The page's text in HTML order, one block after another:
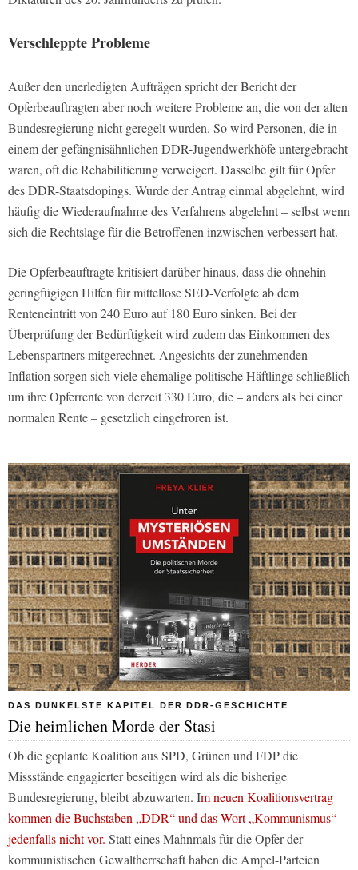
Verschleppte Probleme
Außer den unerledigten Aufträgen spricht der Bericht der
Opferbeauftragten aber noch weitere Probleme an, die von der alten
Bundesregierung nicht geregelt wurden. So wird Personen, die in
einem der gefängnisähnlichen DDR-Jugendwerkhöfe untergebracht
waren, oft die Rehabilitierung verweigert. Dasselbe gilt für Opfer
des DDR-Staatsdopings. Wurde der Antrag einmal abgelehnt, wird
häufig die Wiederaufnahme des Verfahrens abgelehnt – selbst wenn
sich die Rechtslage für die Betroffenen inzwischen verbessert hat.
Die Opferbeauftragte kritisiert darüber hinaus, dass die ohnehin
geringfügigen Hilfen für mittellose SED-Verfolgte ab dem
Renteneintritt von 240 Euro auf 180 Euro sinken. Bei der
Überprüfung der Bedürftigkeit wird zudem das Einkommen des
Lebenspartners mitgerechnet. Angesichts der zunehmenden
Inflation sorgen sich viele ehemalige politische Häftlinge schließlich
um ihre Opferrente von derzeit 330 Euro, die – anders als bei einer
normalen Rente – gesetzlich eingefroren ist.
DAS DUNKELSTE KAPITEL DER DDR-GESCHICHTE
Die heimlichen Morde der Stasi
Ob die geplante Koalition aus SPD, Grünen und FDP die
Missstände engagierter beseitigen wird als die bisherige
Bundesregierung, bleibt abzuwarten. Im neuen Koalitionsvertrag
kommen die Buchstaben „DDR“ und das Wort „Kommunismus“
jedenfalls nicht vor. Statt eines Mahnmals für die Opfer der
kommunistischen Gewaltherrschaft haben die Ampel-Parteien